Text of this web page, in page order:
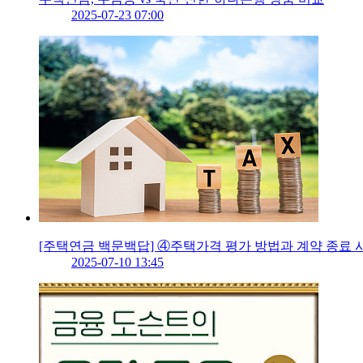
2025-07-23 07:00
[주택연금 백문백답] ④주택가격 평가 방법과 계약 종료
2025-07-10 13:45